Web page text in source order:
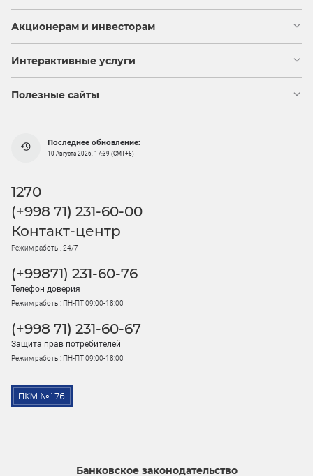
Акционерам и инвесторам
Интерактивные услуги
Полезные сайты
Последнее обновление:
10 Августа 2026, 17:39 (GMT+5)
1270
(+998 71) 231-60-00
Контакт-центр
Режим работы: 24/7
(+99871) 231-60-76
Телефон доверия
Режим работы: ПН-ПТ 09:00-18:00
(+998 71) 231-60-67
Защита прав потребителей
Режим работы: ПН-ПТ 09:00-18:00
Банковское законодательство